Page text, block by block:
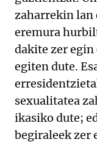
zaharrekin lan
eremura
dakite zer
egiten dute.
sexualitatea
ikasiko dute;
begiraleek zer